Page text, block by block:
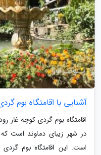
آشنایی با اقامتگاه بوم
اقامتگاه بوم گردی کوچه غار
در شهر زیبای دماوند است که
است. این اقامتگاه بوم گردی